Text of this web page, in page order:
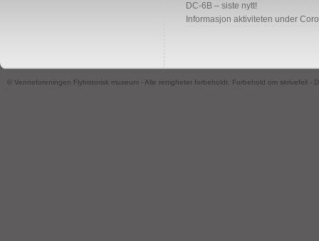
DC-6B – siste nytt!
Informasjon aktiviteten under
© Venneforeningen Flyhistorisk museum - Alle rettigheter forbeholdt. Forbehold om skrivefeil -